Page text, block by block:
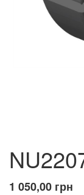
1 050,00 грн